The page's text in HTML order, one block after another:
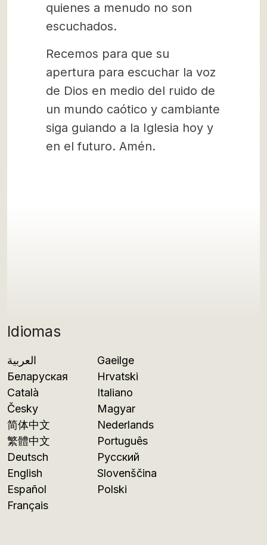
Idiomas
العربية
Беларуская
Català
Česky
简体中文
繁體中文
Deutsch
English
Español
Français
Gaeilge
Hrvatski
Italiano
Magyar
Nederlands
Português
Русский
Slovenščina
Polski
quienes a menudo no son
escuchados.
Recemos para que su
apertura para escuchar la voz
de Dios en medio del ruido de
un mundo caótico y cambiante
siga guiando a la Iglesia hoy y
en el futuro. Amén.